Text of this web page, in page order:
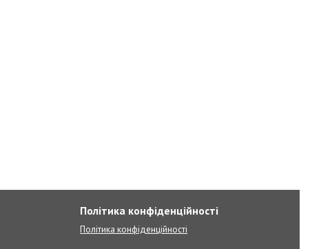
Політика конфіденційності
Політика конфіденційності